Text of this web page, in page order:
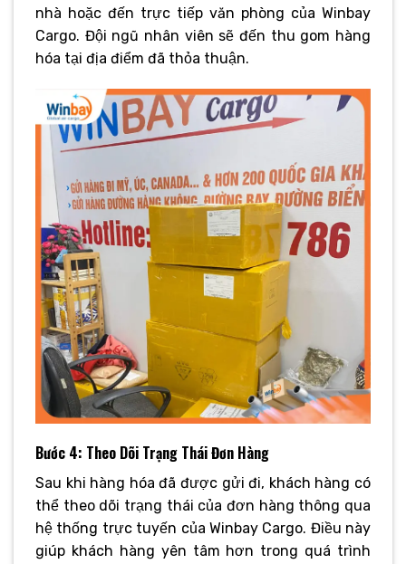
nhà hoặc đến trực tiếp văn phòng của Winbay
Cargo. Đội ngũ nhân viên sẽ đến thu gom hàng
hóa tại địa điểm đã thỏa thuận.
Bước 4: Theo Dõi Trạng Thái Đơn Hàng
Sau khi hàng hóa đã được gửi đi, khách hàng có
thể theo dõi trạng thái của đơn hàng thông qua
hệ thống trực tuyến của Winbay Cargo. Điều này
giúp khách hàng yên tâm hơn trong quá trình